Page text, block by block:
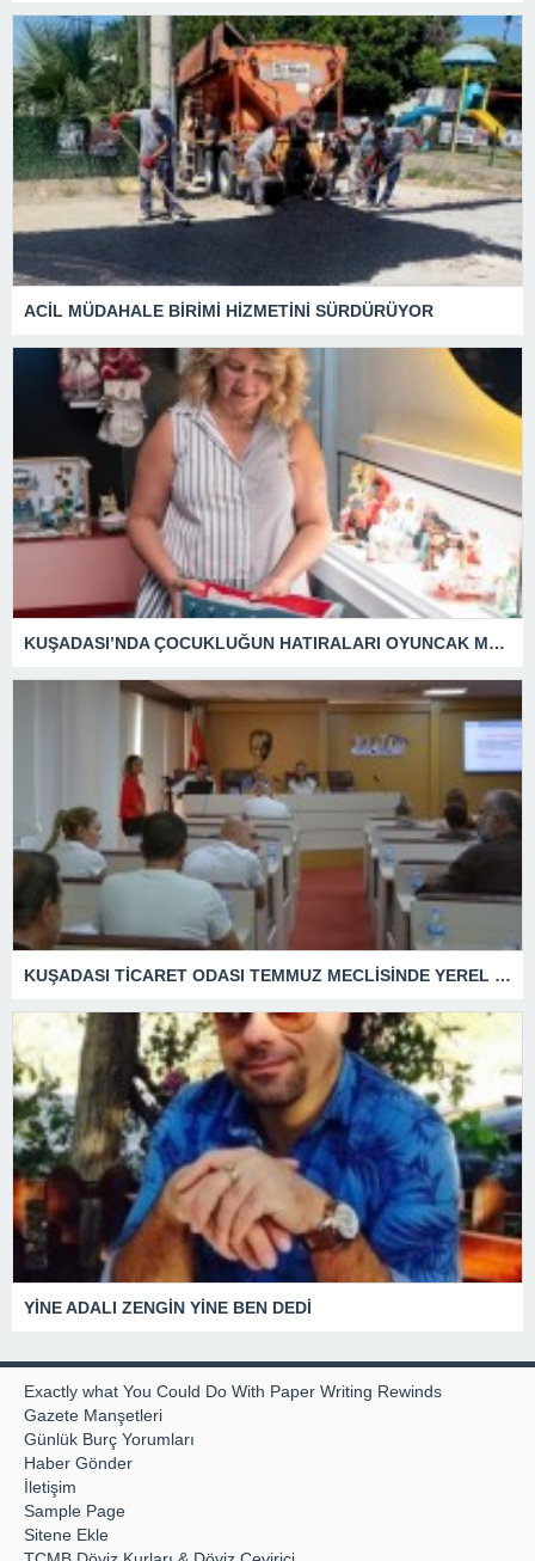
ACİL MÜDAHALE BİRİMİ HİZMETİNİ SÜRDÜRÜYOR
KUŞADASI’NDA ÇOCUKLUĞUN HATIRALARI OYUNCAK MÜZESİNDE HAYAT BULACAK
KUŞADASI TİCARET ODASI TEMMUZ MECLİSİNDE YEREL İŞLETMELERE ANLAMLI DESTEK
YİNE ADALI ZENGİN YİNE BEN DEDİ
Exactly what You Could Do With Paper Writing Rewinds
Gazete Manşetleri
Günlük Burç Yorumları
Haber Gönder
İletişim
Sample Page
Sitene Ekle